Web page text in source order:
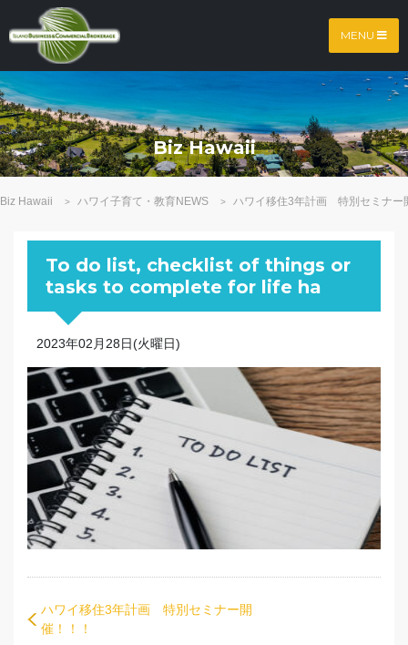
MENU
Biz Hawaii
Biz Hawaii > ハワイ子育て・教育NEWS > ハワイ移住3年計画 特別セミナー
To do list, checklist of things or
tasks to complete for life ha
2023年02月28日(火曜日)
ハワイ移住3年計画 特別セミナー開
催！！！